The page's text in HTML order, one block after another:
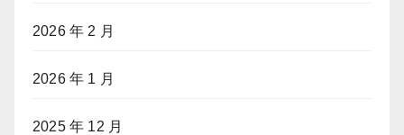
2026 年 2 月
2026 年 1 月
2025 年 12 月